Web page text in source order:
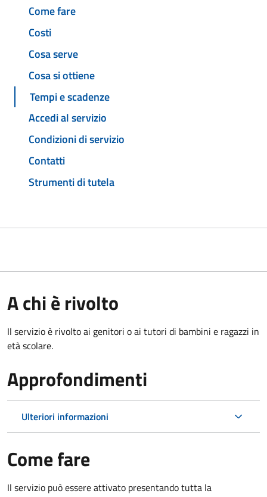
Come fare
Costi
Cosa serve
Cosa si ottiene
Tempi e scadenze
Accedi al servizio
Condizioni di servizio
Contatti
Strumenti di tutela
A chi è rivolto
Il servizio è rivolto ai genitori o ai tutori di bambini e ragazzi in
età scolare.
Approfondimenti
Ulteriori informazioni
Come fare
Il servizio può essere attivato presentando tutta la